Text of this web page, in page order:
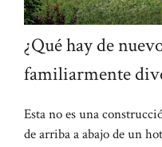
¿Qué hay de
familiarmente
Esta no es una
de arriba a abajo de un